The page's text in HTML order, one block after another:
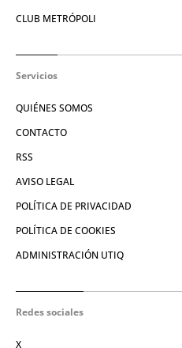
CLUB METRÓPOLI
Servicios
QUIÉNES SOMOS
CONTACTO
RSS
AVISO LEGAL
POLÍTICA DE PRIVACIDAD
POLÍTICA DE COOKIES
ADMINISTRACIÓN UTIQ
Redes sociales
X